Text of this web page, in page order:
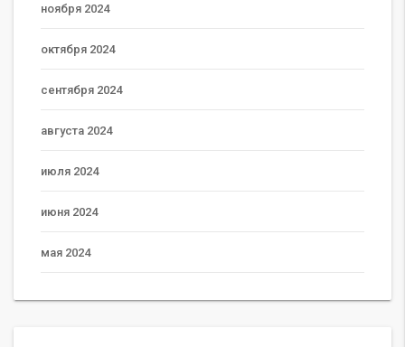
ноября 2024
октября 2024
сентября 2024
августа 2024
июля 2024
июня 2024
мая 2024